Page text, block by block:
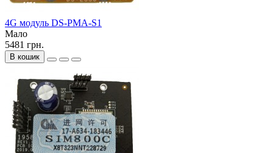
4G модуль DS-PMA-S1
Мало
5481 грн.
В кошик